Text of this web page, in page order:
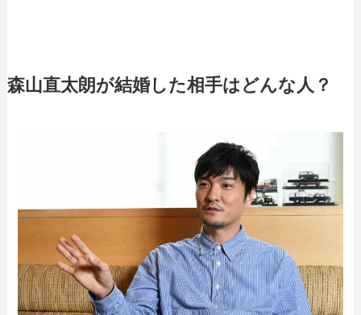
森山直太朗が結婚した相手はどんな人？